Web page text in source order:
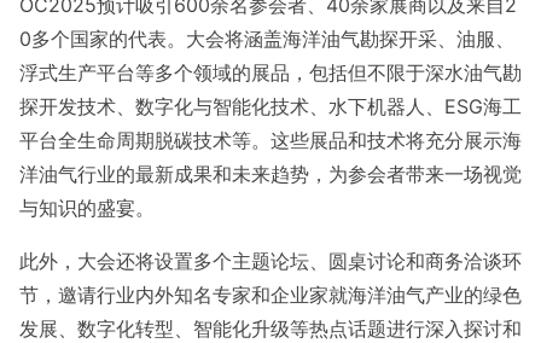
0多个国家的代表。大会将涵盖海洋油气勘探开采、油服、
浮式生产平台等多个领域的展品，包括但不限于深水油气勘
探开发技术、数字化与智能化技术、水下机器人、ESG海工
平台全生命周期脱碳技术等。这些展品和技术将充分展示海
洋油气行业的最新成果和未来趋势，为参会者带来一场视觉
与知识的盛宴。
此外，大会还将设置多个主题论坛、圆桌讨论和商务洽谈环
节，邀请行业内外知名专家和企业家就海洋油气产业的绿色
发展、数字化转型、智能化升级等热点话题进行深入探讨和